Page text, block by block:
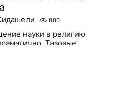
880
науки в религию
Тазовые